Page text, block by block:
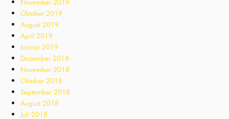
November 2019
Oktober 2019
August 2019
April 2019
Januar 2019
Dezember 2018
November 2018
Oktober 2018
September 2018
August 2018
Juli 2018